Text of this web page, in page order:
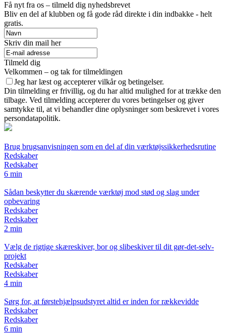
Få nyt fra os – tilmeld dig nyhedsbrevet
Bliv en del af klubben og få gode råd direkte i din indbakke - helt
gratis.
Skriv din mail her
Tilmeld dig
Velkommen – og tak for tilmeldingen
Jeg har læst og accepterer vilkår og betingelser.
Din tilmelding er frivillig, og du har altid mulighed for at trække den
tilbage. Ved tilmelding accepterer du vores betingelser og giver
samtykke til, at vi behandler dine oplysninger som beskrevet i vores
persondatapolitik.
Brug brugsanvisningen som en del af din værktøjssikkerhedsrutine
Redskaber
Redskaber
6 min
Sådan beskytter du skærende værktøj mod stød og slag under
opbevaring
Redskaber
Redskaber
2 min
Vælg de rigtige skæreskiver, bor og slibeskiver til dit gør-det-selv-
projekt
Redskaber
Redskaber
4 min
Sørg for, at førstehjælpsudstyret altid er inden for rækkevidde
Redskaber
Redskaber
6 min